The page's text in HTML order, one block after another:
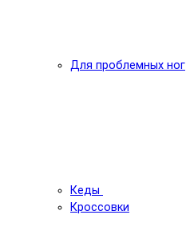
Для проблемных ног
Кеды
Кроссовки